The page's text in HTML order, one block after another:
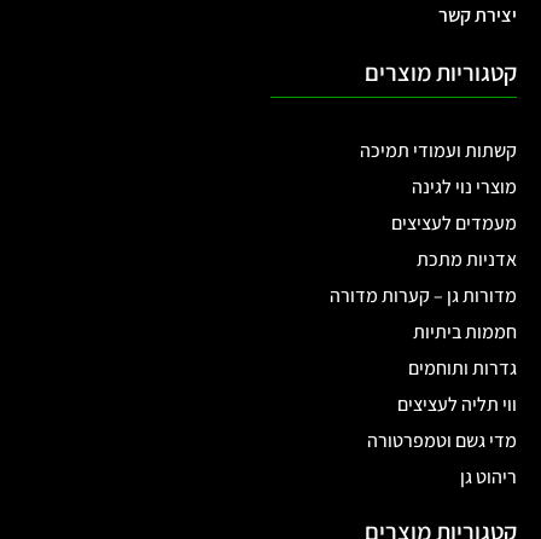
יצירת קשר
קטגוריות מוצרים
קשתות ועמודי תמיכה
מוצרי נוי לגינה
מעמדים לעציצים
אדניות מתכת
מדורות גן – קערות מדורה
חממות ביתיות
גדרות ותוחמים
ווי תליה לעציצים
מדי גשם וטמפרטורה
ריהוט גן
קטגוריות מוצרים